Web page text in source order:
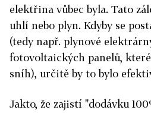
elektřina vůbec byla. Tato
uhlí nebo plyn. Kdyby se
(tedy např. plynové
fotovoltaických panelů,
sníh), určitě by to bylo
Jakto, že zajistí "dodávku